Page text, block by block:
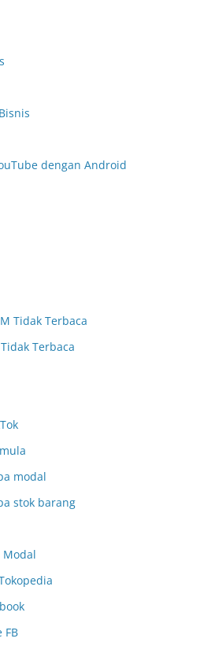
dengan Android
Tidak Terbaca
Terbaca
modal
stok barang
Modal
FB